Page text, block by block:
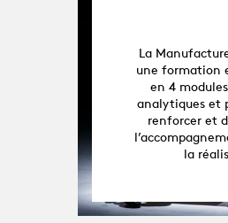
La
une formation
en 4
analytiques et
renforcer et
la